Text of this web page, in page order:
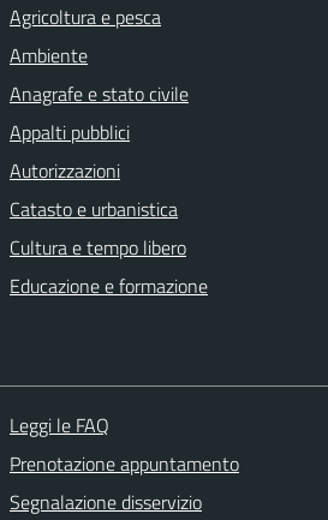
Agricoltura e pesca
Ambiente
Anagrafe e stato civile
Appalti pubblici
Autorizzazioni
Catasto e urbanistica
Cultura e tempo libero
Educazione e formazione
Leggi le FAQ
Prenotazione appuntamento
Segnalazione disservizio